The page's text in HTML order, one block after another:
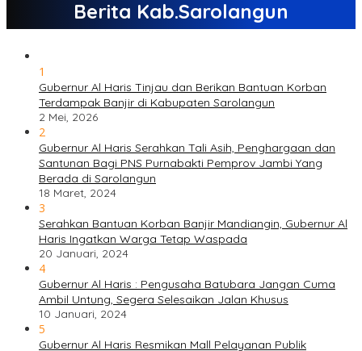
Berita Kab.Sarolangun
1
Gubernur Al Haris Tinjau dan Berikan Bantuan Korban
Terdampak Banjir di Kabupaten Sarolangun
2 Mei, 2026
2
Gubernur Al Haris Serahkan Tali Asih, Penghargaan dan
Santunan Bagi PNS Purnabakti Pemprov Jambi Yang
Berada di Sarolangun
18 Maret, 2024
3
Serahkan Bantuan Korban Banjir Mandiangin, Gubernur Al
Haris Ingatkan Warga Tetap Waspada
20 Januari, 2024
4
Gubernur Al Haris : Pengusaha Batubara Jangan Cuma
Ambil Untung, Segera Selesaikan Jalan Khusus
10 Januari, 2024
5
Gubernur Al Haris Resmikan Mall Pelayanan Publik